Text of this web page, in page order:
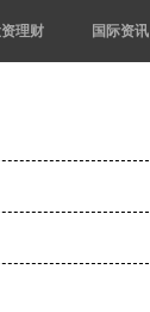
理财 国际资讯